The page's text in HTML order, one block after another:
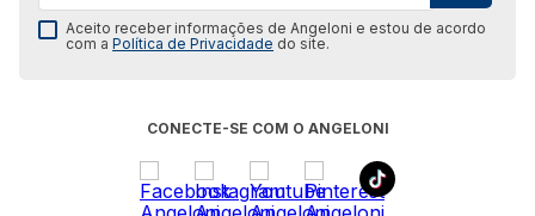
Aceito receber informações de Angeloni e estou de acordo
com aPolítica de Privacidade do site.
CONECTE-SE COM O ANGELONI